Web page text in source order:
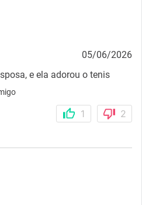
05/06/2026
e ela adorou o tenis
1 2